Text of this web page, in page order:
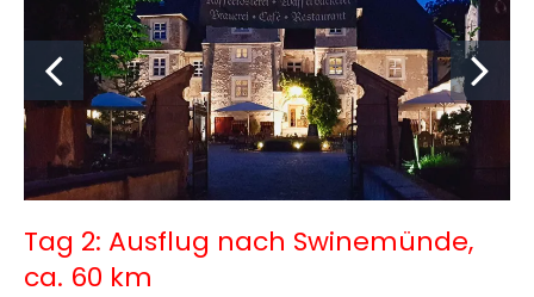
Tag 2: Ausflug nach Swinemünde,
ca. 60 km